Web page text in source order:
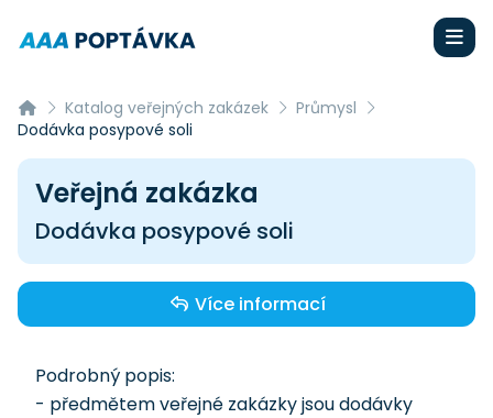
Katalog veřejných zakázek
Průmysl
Dodávka posypové soli
Veřejná zakázka
Dodávka posypové soli
Více informací
Podrobný popis:
- předmětem veřejné zakázky jsou dodávky